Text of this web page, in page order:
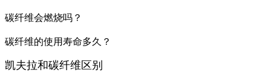
碳纤维会燃烧吗？
碳纤维的使用寿命多久？
凯夫拉和碳纤维区别